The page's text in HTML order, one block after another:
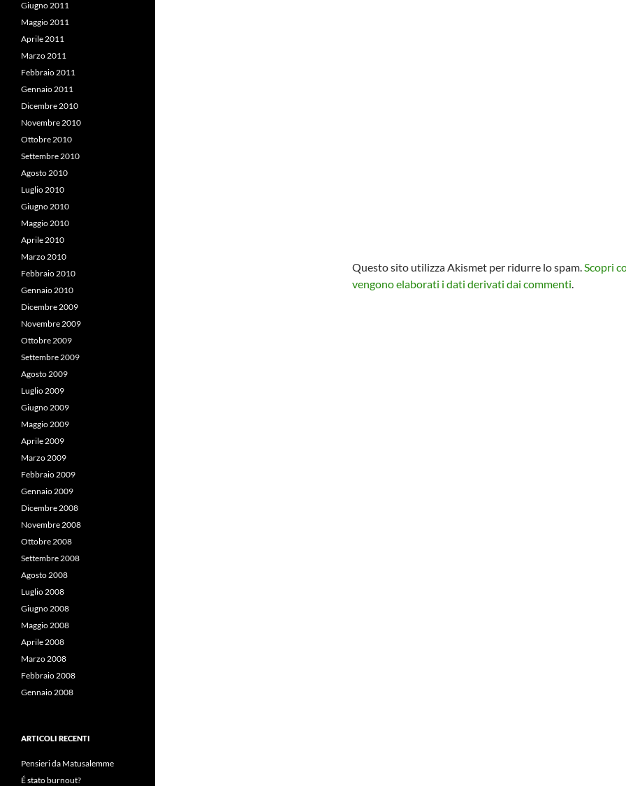
Questo sito utilizza Akismet per ridurre lo spam.Scopri
vengono elaborati i dati derivati dai commenti.
Giugno 2011
Maggio 2011
Aprile 2011
Marzo 2011
Febbraio 2011
Gennaio 2011
Dicembre 2010
Novembre 2010
Ottobre 2010
Settembre 2010
Agosto 2010
Luglio 2010
Giugno 2010
Maggio 2010
Aprile 2010
Marzo 2010
Febbraio 2010
Gennaio 2010
Dicembre 2009
Novembre 2009
Ottobre 2009
Settembre 2009
Agosto 2009
Luglio 2009
Giugno 2009
Maggio 2009
Aprile 2009
Marzo 2009
Febbraio 2009
Gennaio 2009
Dicembre 2008
Novembre 2008
Ottobre 2008
Settembre 2008
Agosto 2008
Luglio 2008
Giugno 2008
Maggio 2008
Aprile 2008
Marzo 2008
Febbraio 2008
Gennaio 2008
ARTICOLI RECENTI
Pensieri da Matusalemme
É stato burnout?